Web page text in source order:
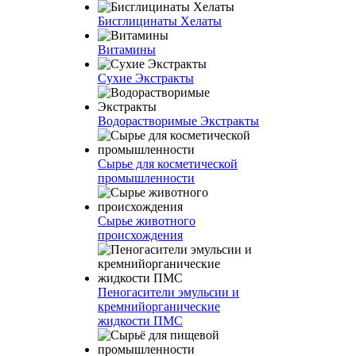
Бисглицинаты Хелаты
Витамины
Сухие Экстракты
Водорастворимые Экстракты
Сырье для косметической
промышленности
Сырье животного
происхождения
Пеногасители эмульсии и
кремнийорганические
жидкости ПМС